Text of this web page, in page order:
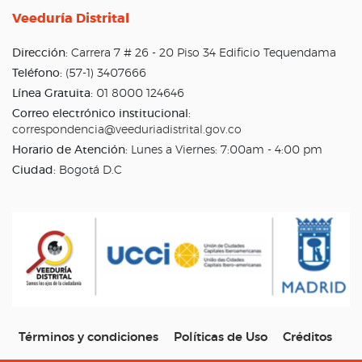
Veeduría Distrital
Dirección: Carrera 7 # 26 - 20 Piso 34 Edificio Tequendama
Teléfono: (57-1) 3407666
Línea Gratuita: 01 8000 124646
Correo electrónico institucional:
correspondencia@veeduriadistrital.gov.co
Horario de Atención: Lunes a Viernes: 7:00am - 4:00 pm
Ciudad: Bogotá D.C
Términos y condiciones Políticas de Uso Créditos